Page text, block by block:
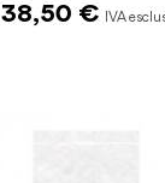
38,50 €